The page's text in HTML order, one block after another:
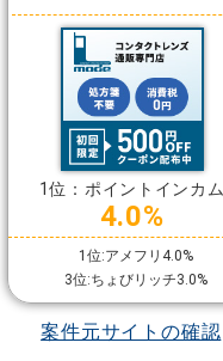
1位：ポイントインカム
4.0%
1位:アメフリ4.0%
3位:ちょびリッチ3.0%
案件元サイトの確認